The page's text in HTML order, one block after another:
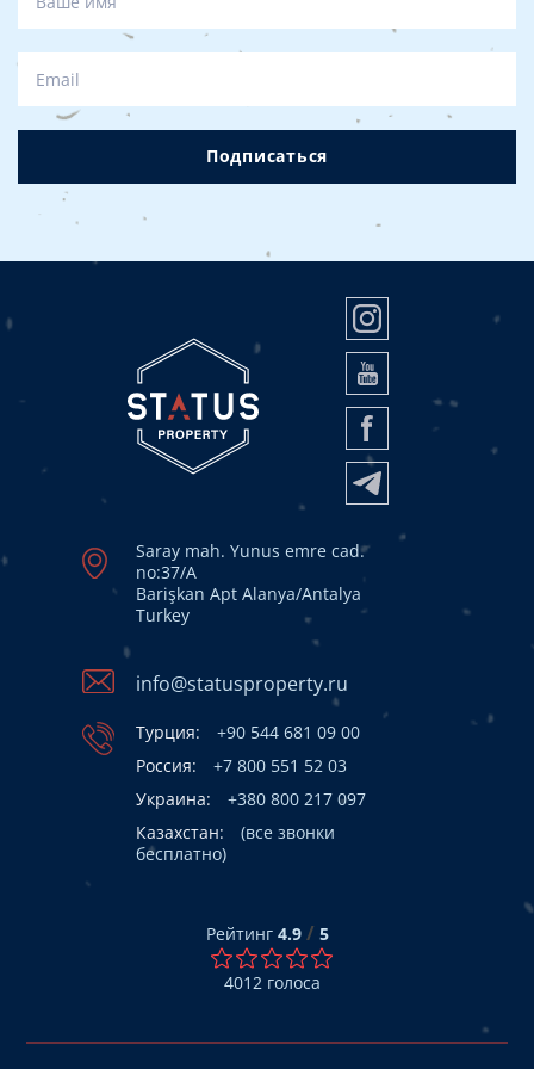
итоге выйдет ненамного дешевле. Не забывайте
ещё о том, что агентства недвижимости работают
только с юридически чистой недвижимостью.
Подписаться
Saray mah. Yunus emre cad.
no:37/A
Barişkan Apt Alanya/Antalya
Turkey
info@statusproperty.ru
Турция:
+90 544 681 09 00
Россия:
+7 800 551 52 03
Украина:
+380 800 217 097
Казахстан:
(все звонки
бесплатно)
Рейтинг 4.9/ 5
4012 голоса